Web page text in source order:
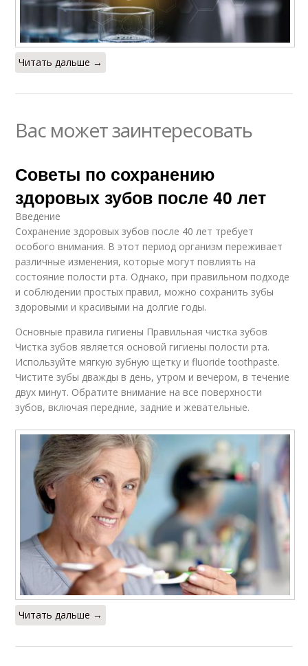
Читать дальше →
Вас может заинтересовать
Советы по сохранению
здоровых зубов после 40 лет
Введение
Сохранение здоровых зубов после 40 лет требует
особого внимания. В этот период организм переживает
различные изменения, которые могут повлиять на
состояние полости рта. Однако, при правильном подходе
и соблюдении простых правил, можно сохранить зубы
здоровыми и красивыми на долгие годы.
Основные правила гигиены Правильная чистка зубов
Чистка зубов является основой гигиены полости рта.
Используйте мягкую зубную щетку и fluoride toothpaste.
Чистите зубы дважды в день, утром и вечером, в течение
двух минут. Обратите внимание на все поверхности
зубов, включая передние, задние и жевательные.
Читать дальше →